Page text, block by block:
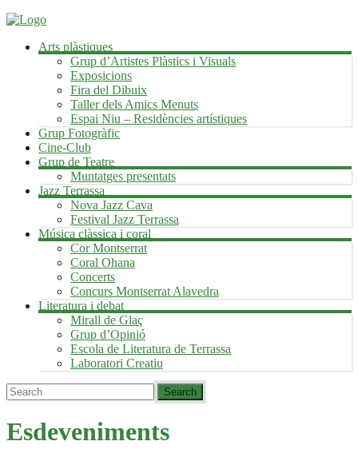
Arts plàstiques
Grup d’Artistes Plàstics i Visuals
Exposicions
Fira del Dibuix
Taller dels Amics Menuts
Espai Niu – Residències artístiques
Grup Fotogràfic
Cine-Club
Grup de Teatre
Muntatges presentats
Jazz Terrassa
Nova Jazz Cava
Festival Jazz Terrassa
Música clàssica i coral
Cor Montserrat
Coral Ohana
Concerts
Concurs Montserrat Alavedra
Literatura i debat
Mirall de Glaç
Grup d’Opinió
Escola de Literatura de Terrassa
Laboratori Creatiu
Esdeveniments